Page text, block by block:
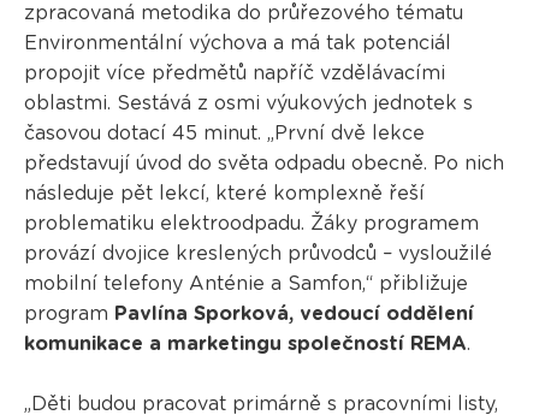
zpracovaná metodika do průřezového tématu
Environmentální výchova a má tak potenciál
propojit více předmětů napříč vzdělávacími
oblastmi. Sestává z osmi výukových jednotek s
časovou dotací 45 minut. „První dvě lekce
představují úvod do světa odpadu obecně. Po nich
následuje pět lekcí, které komplexně řeší
problematiku elektroodpadu. Žáky programem
provází dvojice kreslených průvodců – vysloužilé
mobilní telefony Anténie a Samfon,“ přibližuje
program Pavlína Sporková, vedoucí oddělení
komunikace a marketingu společností REMA.
„Děti budou pracovat primárně s pracovními listy,